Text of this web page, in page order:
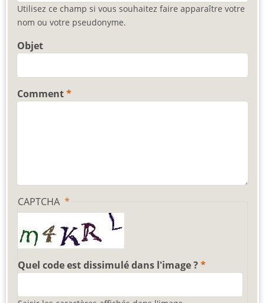
Utilisez ce champ si vous souhaitez faire apparaître votre
nom ou votre pseudonyme.
Objet
Comment
CAPTCHA
Quel code est dissimulé dans l'image ?